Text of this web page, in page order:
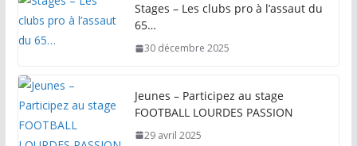
Stages – Les clubs pro à l’assaut du
65…
30 décembre 2025
Jeunes – Participez au stage
FOOTBALL LOURDES PASSION
29 avril 2025